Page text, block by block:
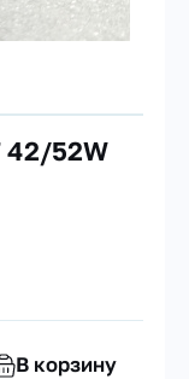
42/52W
В корзину